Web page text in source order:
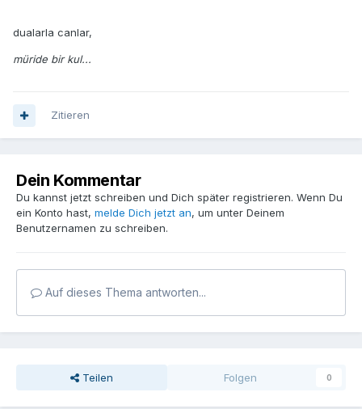
dualarla canlar,
müride bir kul...
Zitieren
Dein Kommentar
Du kannst jetzt schreiben und Dich später registrieren. Wenn Du
ein Konto hast, melde Dich jetzt an, um unter Deinem
Benutzernamen zu schreiben.
Auf dieses Thema antworten...
Teilen Folgen 0